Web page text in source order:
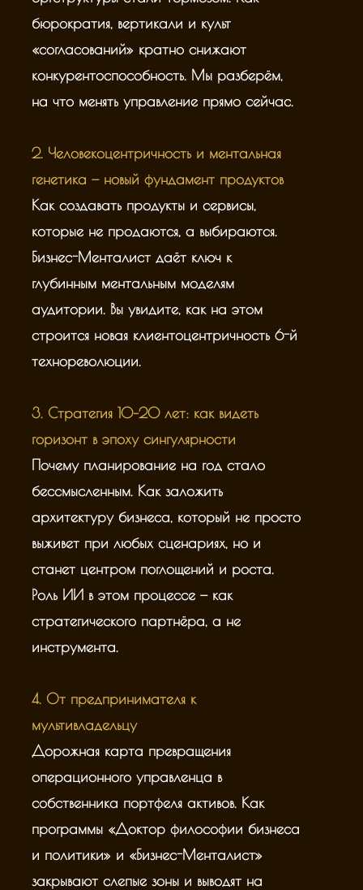
бюрократия, вертикали и культ
«согласований» кратно снижают
конкурентоспособность. Мы разберём,
на что менять управление прямо сейчас.
2. Человекоцентричность и ментальная
генетика — новый фундамент продуктов
Как создавать продукты и сервисы,
которые не продаются, а выбираются.
Бизнес-Менталист даёт ключ к
глубинным ментальным моделям
аудитории. Вы увидите, как на этом
строится новая клиентоцентричность 6-й
технореволюции.
3. Стратегия 10–20 лет: как видеть
горизонт в эпоху сингулярности
Почему планирование на год стало
бессмысленным. Как заложить
архитектуру бизнеса, который не просто
выживет при любых сценариях, но и
станет центром поглощений и роста.
Роль ИИ в этом процессе — как
стратегического партнёра, а не
инструмента.
4. От предпринимателя к
мультивладельцу
Дорожная карта превращения
операционного управленца в
собственника портфеля активов. Как
программы «Доктор философии бизнеса
и политики» и «Бизнес-Менталист»
закрывают слепые зоны и выводят на